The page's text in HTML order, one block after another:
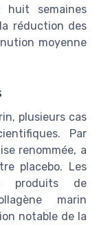
huit semaines
réduction des
moyenne
plusieurs cas
Par
renommée, a
placebo. Les
produits de
marin
notable de la